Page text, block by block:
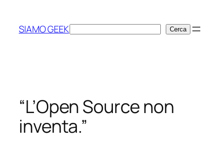
contenuto
SIAMO GEEKCerca Cerca
“L’Open Source non
inventa.”